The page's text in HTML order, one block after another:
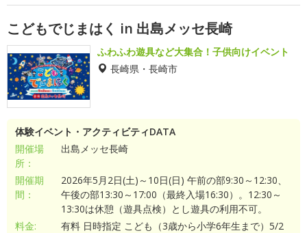
こどもでじまはく in 出島メッセ長崎
ふわふわ遊具など大集合！子供向けイベント
長崎県・長崎市
体験イベント・アクティビティDATA
開催場
所：
出島メッセ長崎
開催期
間：
2026年5月2日(土)～10日(日) 午前の部9:30～12:30、
午後の部13:30～17:00（最終入場16:30）。12:30～
13:30は休憩（遊具点検）とし遊具の利用不可。
料金:
有料 日時指定 こども（3歳から小学6年生まで）5/2